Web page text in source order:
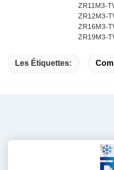
ZR11M3-
ZR12M3-
ZR16M3-
ZR19M3-
Les Étiquettes: